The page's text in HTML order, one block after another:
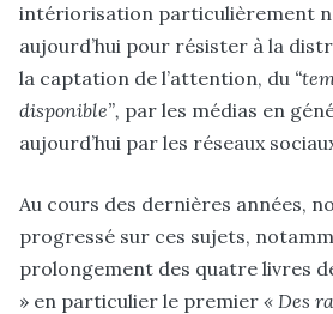
intériorisation particulièrement
aujourd’hui pour résister à la
la captation de l’attention, du
disponible”, par les médias en
aujourd’hui par les réseaux
Au cours des dernières années,
progressé sur ces sujets,
prolongement des quatre livres
» en particulier le premier « Des